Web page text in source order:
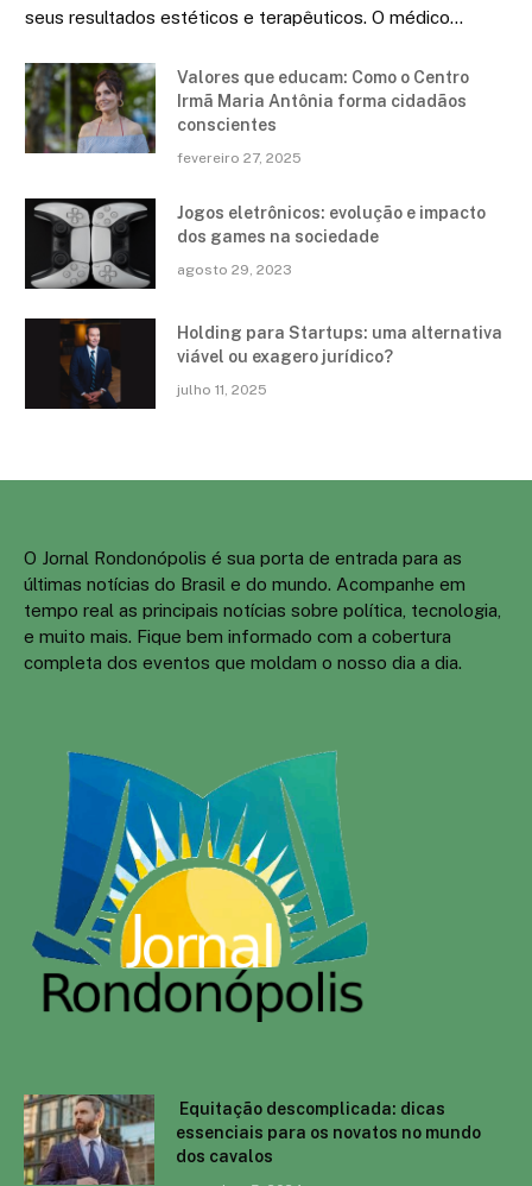
seus resultados estéticos e terapêuticos. O médico…
Valores que educam: Como o Centro
Irmã Maria Antônia forma cidadãos
conscientes
fevereiro 27, 2025
Jogos eletrônicos: evolução e impacto
dos games na sociedade
agosto 29, 2023
Holding para Startups: uma alternativa
viável ou exagero jurídico?
julho 11, 2025
O Jornal Rondonópolis é sua porta de entrada para as
últimas notícias do Brasil e do mundo. Acompanhe em
tempo real as principais notícias sobre política, tecnologia,
e muito mais. Fique bem informado com a cobertura
completa dos eventos que moldam o nosso dia a dia.
Equitação descomplicada: dicas
essenciais para os novatos no mundo
dos cavalos